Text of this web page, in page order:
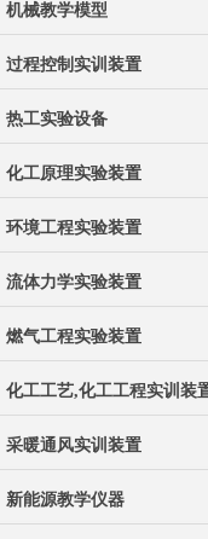
机械教学模型
过程控制实训装置
热工实验设备
化工原理实验装置
环境工程实验装置
流体力学实验装置
燃气工程实验装置
化工工艺,化工工程实训装
采暖通风实训装置
新能源教学仪器